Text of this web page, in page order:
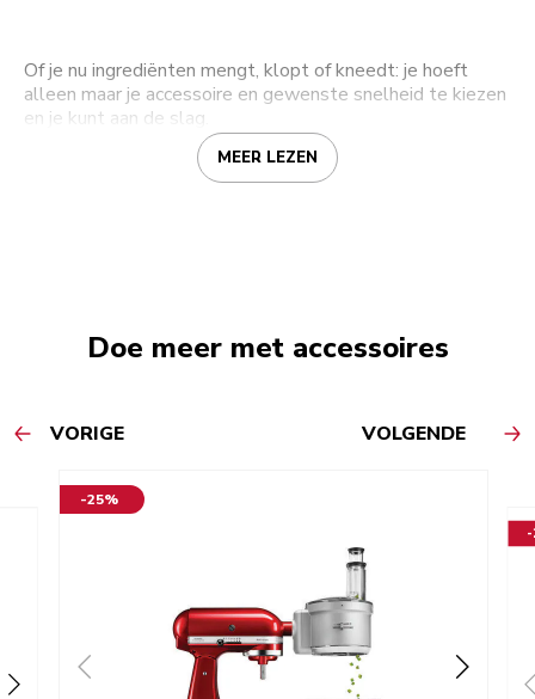
Of je nu ingrediënten mengt, klopt of kneedt: je hoeft
alleen maar je accessoire en gewenste snelheid te kiezen
en je kunt aan de slag.
MEER LEZEN
Doe meer met accessoires
VORIGE VOLGENDE
-25%
-